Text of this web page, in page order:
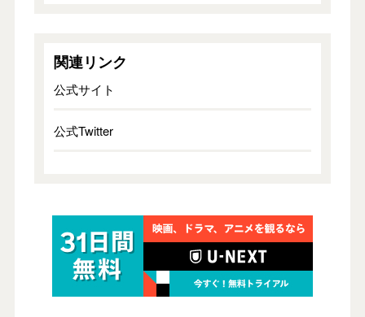
関連リンク
公式サイト
公式Twitter